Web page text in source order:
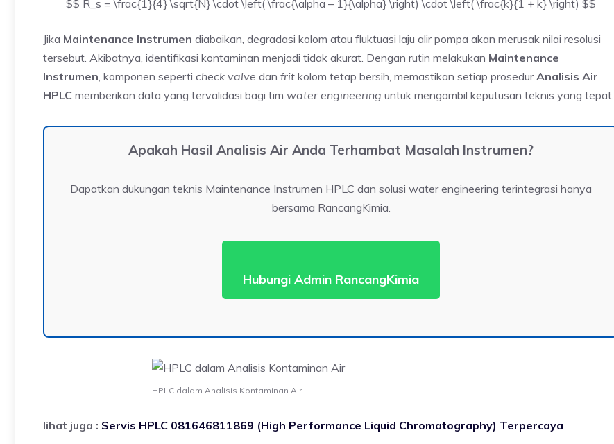
$$ R_s = \frac{1}{4} \sqrt{N} \cdot \left( \frac{\alpha – 1}{\alpha} \right) \cdot \left( \frac{k}{1 + k} \right) $$
Jika Maintenance Instrumen diabaikan, degradasi kolom atau fluktuasi laju alir pompa akan merusak nilai resolusi
tersebut. Akibatnya, identifikasi kontaminan menjadi tidak akurat. Dengan rutin melakukan Maintenance
Instrumen, komponen seperti check valve dan frit kolom tetap bersih, memastikan setiap prosedurAnalisis Air
HPLC memberikan data yang tervalidasi bagi tim water engineering untuk mengambil keputusan teknis yang tepat.
Apakah Hasil Analisis Air Anda Terhambat Masalah Instrumen?
Dapatkan dukungan teknis Maintenance Instrumen HPLC dan solusi water engineering terintegrasi hanya
bersama RancangKimia.
Hubungi Admin RancangKimia
HPLC dalam Analisis Kontaminan Air
lihat juga : Servis HPLC 081646811869 (High Performance Liquid Chromatography) Terpercaya